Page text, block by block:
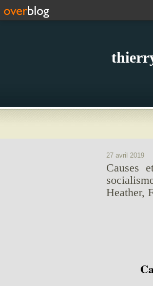
27 avril 2019
Causes
Heather,